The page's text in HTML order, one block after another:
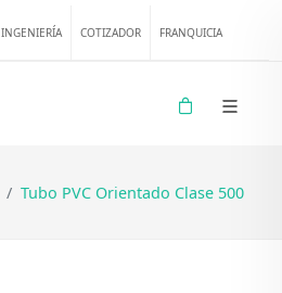
INGENIERÍA COTIZADOR FRANQUICIA
Tubo PVC Orientado Clase 500